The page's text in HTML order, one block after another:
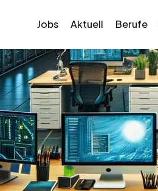
Jobs Aktuell Berufe